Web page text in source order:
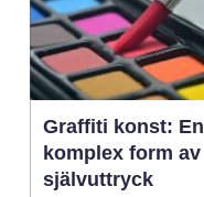
Graffiti konst: En
komplex form av
självuttryck